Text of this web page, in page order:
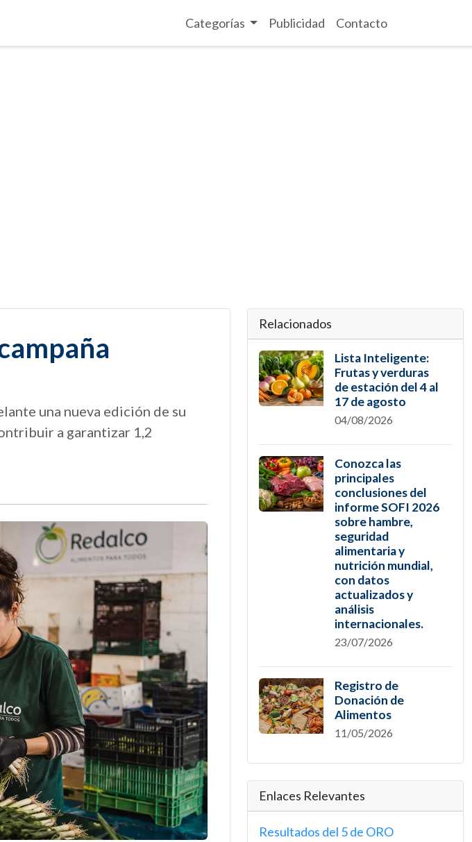
Categorías Publicidad Contacto
una nueva edición de su
a garantizar 1,2
Relacionados
Lista Inteligente:
Frutas y verduras
de estación del 4 al
17 de agosto
04/08/2026
Conozca las
principales
conclusiones del
informe SOFI 2026
sobre hambre,
seguridad
alimentaria y
nutrición mundial,
con datos
actualizados y
análisis
internacionales.
23/07/2026
Registro de
Donación de
Alimentos
11/05/2026
Enlaces Relevantes
Resultados del 5 de ORO